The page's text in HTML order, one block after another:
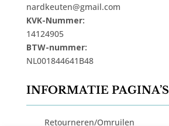
nardkeuten@gmail.com
KVK-Nummer:
14124905
BTW-nummer:
NL001844641B48
INFORMATIE PAGINA’S
Retourneren/Omruilen